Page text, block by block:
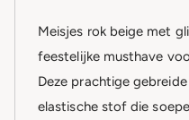
Meisjes rok beige met
feestelijke musthave
Deze prachtige
elastische stof die